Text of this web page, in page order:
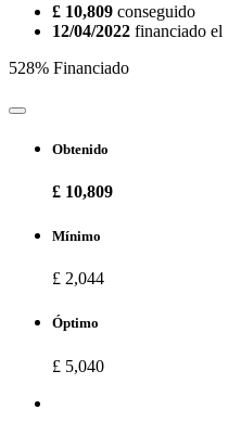
£ 10,809 conseguido
12/04/2022 financiado el
528% Financiado
Obtenido
£ 10,809
Mínimo
£ 2,044
Óptimo
£ 5,040